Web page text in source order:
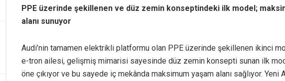
PPE üzerinde şekillenen ve düz zemin konseptindeki ilk model;
alanı sunuyor
Audi’nin tamamen elektrikli platformu olan PPE üzerinde şekillenen ikinci
e-tron ailesi, gelişmiş mimarisi sayesinde düz zemin konsepti sunan ilk
öne çıkıyor ve bu sayede iç mekânda maksimum yaşam alanı sağlıyor. Yeni